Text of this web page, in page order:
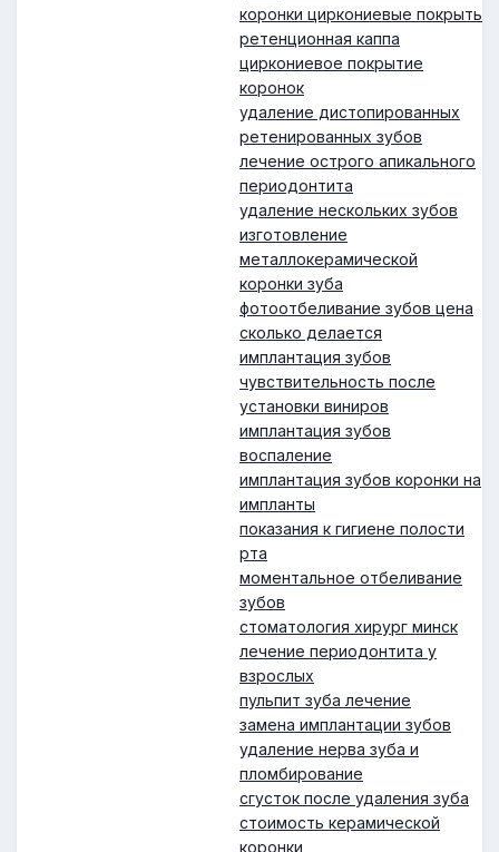
коронки циркониевые покрыть
ретенционная каппа
циркониевое покрытие
коронок
удаление дистопированных
ретенированных зубов
лечение острого апикального
периодонтита
удаление нескольких зубов
изготовление
металлокерамической
коронки зуба
фотоотбеливание зубов цена
сколько делается
имплантация зубов
чувствительность после
установки виниров
имплантация зубов
воспаление
имплантация зубов коронки на
импланты
показания к гигиене полости
рта
моментальное отбеливание
зубов
стоматология хирург минск
лечение периодонтита у
взрослых
пульпит зуба лечение
замена имплантации зубов
удаление нерва зуба и
пломбирование
сгусток после удаления зуба
стоимость керамической
коронки